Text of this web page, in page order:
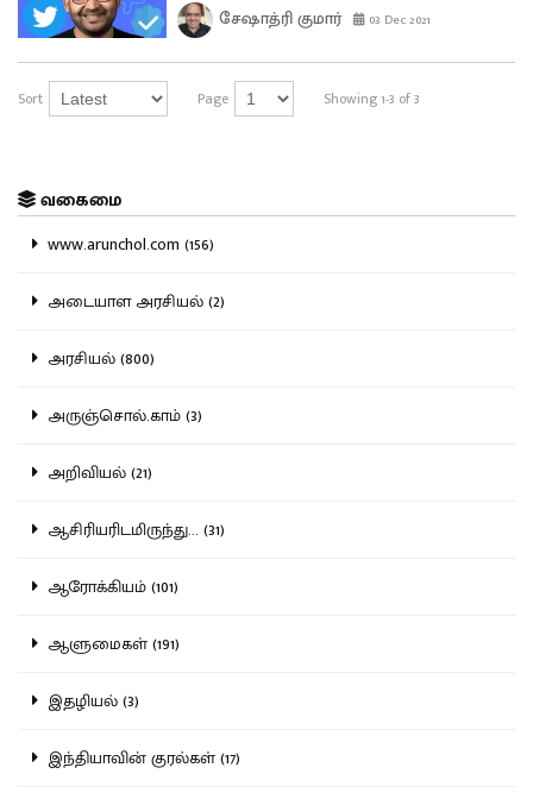
சேஷாத்ரி குமார் 03 Dec 2021
Sort Page Showing 1-3 of 3
வகைமை
www.arunchol.com (156)
அடையாள அரசியல் (2)
அரசியல் (800)
அருஞ்சொல்.காம் (3)
அறிவியல் (21)
ஆசிரியரிடமிருந்து... (31)
ஆரோக்கியம் (101)
ஆளுமைகள் (191)
இதழியல் (3)
இந்தியாவின் குரல்கள் (17)